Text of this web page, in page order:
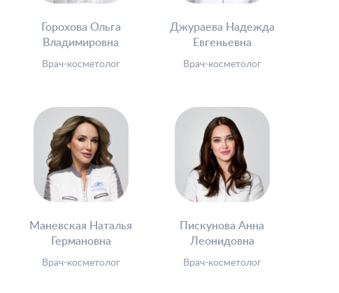
Горохова Ольга
Владимировна
Врач-косметолог
Джураева Надежда
Евгеньевна
Врач-косметолог
Маневская Наталья
Германовна
Врач-косметолог
Пискунова Анна
Леонидовна
Врач-косметолог